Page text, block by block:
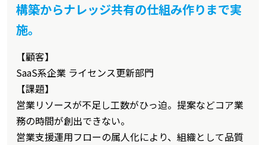
構築からナレッジ共有の仕組み作りまで実
施。
【顧客】
SaaS系企業 ライセンス更新部門
【課題】
営業リソースが不足し工数がひっ迫。提案などコア業
務の時間が創出できない。
営業支援運用フローの属人化により、組織として品質